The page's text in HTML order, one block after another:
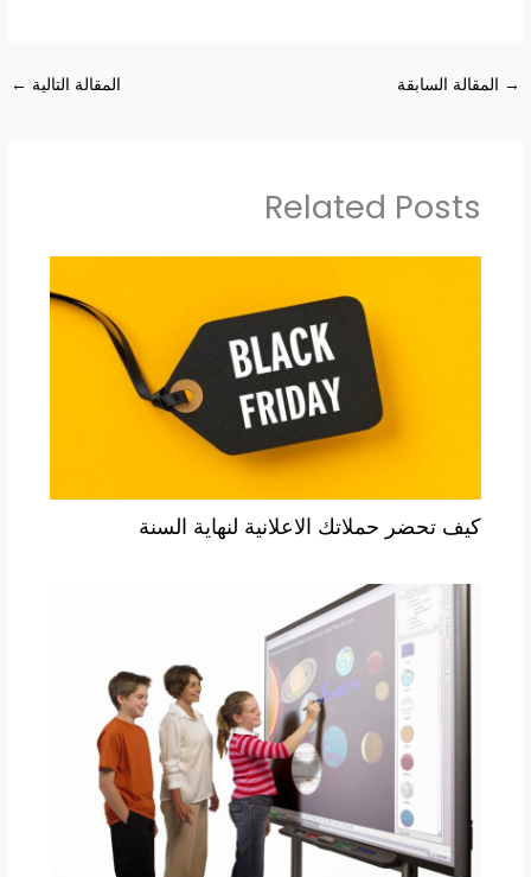
→ المقالة السابقة المقالة التالية ←
Related Posts
كيف تحضر حملاتك الاعلانية لنهاية السنة